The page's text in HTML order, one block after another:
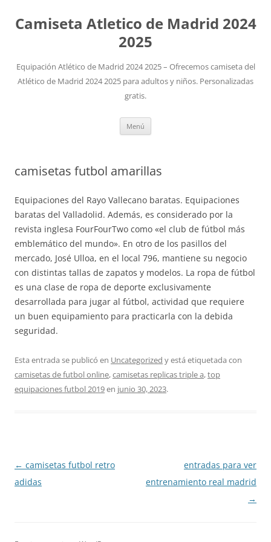
Camiseta Atletico de Madrid 2024
2025
Equipación Atlético de Madrid 2024 2025 – Ofrecemos camiseta del
Atlético de Madrid 2024 2025 para adultos y niños. Personalizadas
gratis.
Menú
camisetas futbol amarillas
Equipaciones del Rayo Vallecano baratas. Equipaciones
baratas del Valladolid. Además, es considerado por la
revista inglesa FourFourTwo como «el club de fútbol más
emblemático del mundo». En otro de los pasillos del
mercado, José Ulloa, en el local 796, mantiene su negocio
con distintas tallas de zapatos y modelos. La ropa de fútbol
es una clase de ropa de deporte exclusivamente
desarrollada para jugar al fútbol, actividad que requiere
un buen equipamiento para practicarla con la debida
seguridad.
Esta entrada se publicó en Uncategorized y está etiquetada con
camisetas de futbol online,camisetas replicas triple a,top
equipaciones futbol 2019en junio 30, 2023.
Navegación
de
← camisetas futbol retro
adidas
entradas para ver
entrenamiento real madrid
→